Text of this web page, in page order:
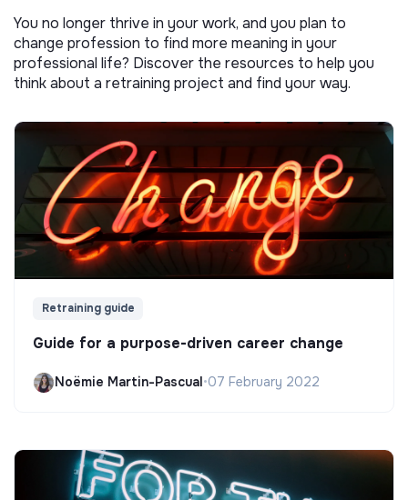
You no longer thrive in your work, and you plan to
change profession to find more meaning in your
professional life? Discover the resources to help you
think about a retraining project and find your way.
Retraining guide
Guide for a purpose-driven career change
Noëmie Martin-Pascual•07 February 2022